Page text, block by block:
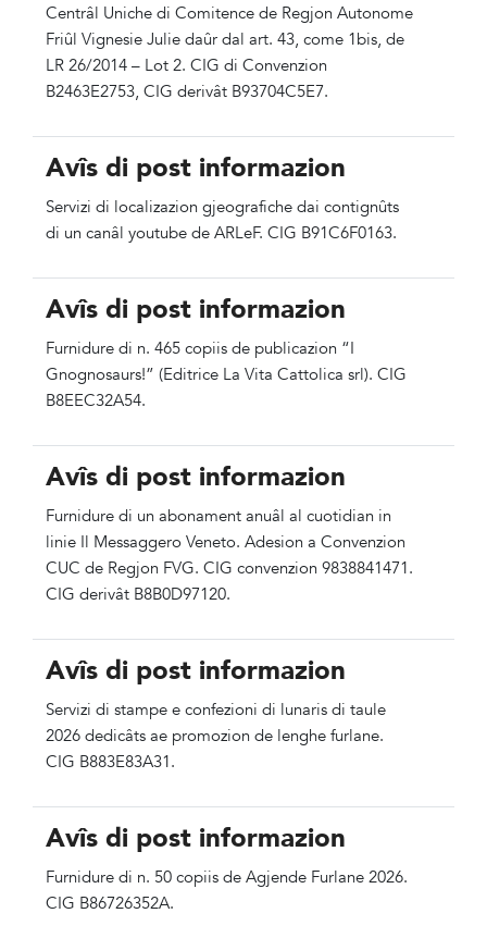
Centrâl Uniche di Comitence de Regjon Autonome
Friûl Vignesie Julie daûr dal art. 43, come 1bis, de
LR 26/2014 – Lot 2. CIG di Convenzion
B2463E2753, CIG derivât B93704C5E7.
Avîs di post informazion
Servizi di localizazion gjeografiche dai contignûts
di un canâl youtube de ARLeF. CIG B91C6F0163.
Avîs di post informazion
Furnidure di n. 465 copiis de publicazion “I
Gnognosaurs!” (Editrice La Vita Cattolica srl). CIG
B8EEC32A54.
Avîs di post informazion
Furnidure di un abonament anuâl al cuotidian in
linie Il Messaggero Veneto. Adesion a Convenzion
CUC de Regjon FVG. CIG convenzion 9838841471.
CIG derivât B8B0D97120.
Avîs di post informazion
Servizi di stampe e confezioni di lunaris di taule
2026 dedicâts ae promozion de lenghe furlane.
CIG B883E83A31.
Avîs di post informazion
Furnidure di n. 50 copiis de Agjende Furlane 2026.
CIG B86726352A.